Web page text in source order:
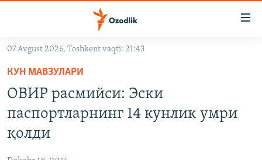
Асосий
навигацияга
ўтинг
Қидиришга
ўтинг
OZODARXIV
На русском
07 Avgust 2026, Toshkent vaqti: 21:43
КУН МАВЗУЛАРИ
ОВИР расмийси: Эски
паспортларнинг 14 кунлик умри
қолди